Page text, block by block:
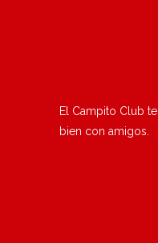
El Campito Club
bien con amigos.